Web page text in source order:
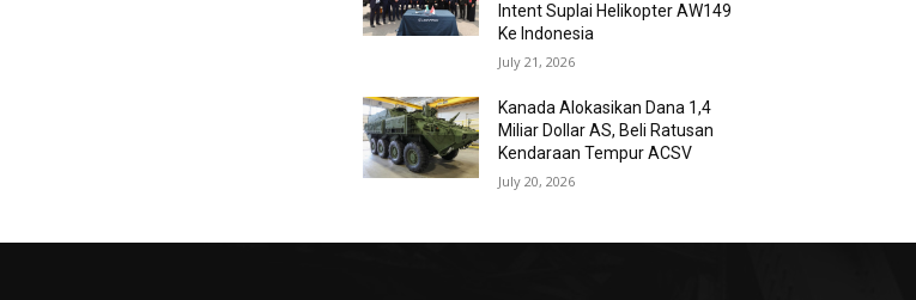
Intent Suplai Helikopter AW149
Ke Indonesia
July 21, 2026
Kanada Alokasikan Dana 1,4
Miliar Dollar AS, Beli Ratusan
Kendaraan Tempur ACSV
July 20, 2026